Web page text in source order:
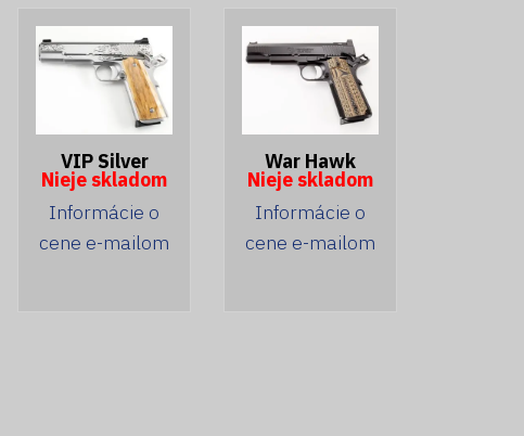
VIP Silver
Nieje skladom
Informácie o
cene e-mailom
War Hawk
Nieje skladom
Informácie o
cene e-mailom